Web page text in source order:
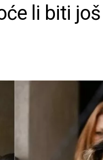
li biti